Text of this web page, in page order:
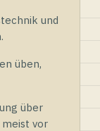
und
üben,
über
vor